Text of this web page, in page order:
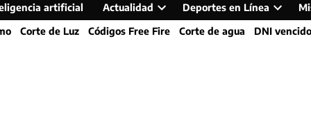
artificial Actualidad
Open
dropdown
Deportes en Línea
Open
dropdown
Corte de Luz Códigos Free Fire Corte de agua DNI vencido